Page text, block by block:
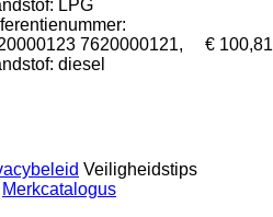
LPG
7620000121,
diesel
€ 100,81
Veiligheidstips
Merkcatalogus